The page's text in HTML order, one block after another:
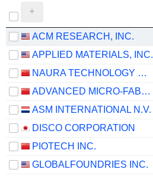
ACM RESEARCH, INC.
APPLIED MATERIALS, INC.
NAURA TECHNOLOGY GROUP CO., LTD.
ADVANCED MICRO-FABRICATION EQUIPMENT INC. CHINA
ASM INTERNATIONAL N.V.
DISCO CORPORATION
PIOTECH INC.
GLOBALFOUNDRIES INC.